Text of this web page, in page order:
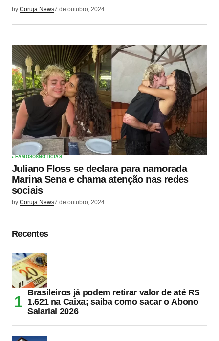
by Coruja News7 de outubro, 2024
FAMOSOSNOTÍCIAS
Juliano Floss se declara para namorada
Marina Sena e chama atenção nas redes
sociais
by Coruja News7 de outubro, 2024
Recentes
Brasileiros já podem retirar valor de até R$
1.621 na Caixa; saiba como sacar o Abono
Salarial 2026